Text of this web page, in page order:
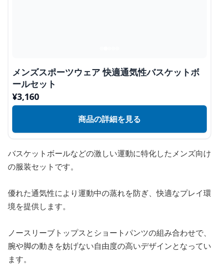
メンズスポーツウェア 快適通気性バスケットボ
ールセット
¥3,160
商品の詳細を見る
バスケットボールなどの激しい運動に特化したメンズ向け
の服装セットです。
優れた通気性により運動中の蒸れを防ぎ、快適なプレイ環
境を提供します。
ノースリーブトップスとショートパンツの組み合わせで、
腕や脚の動きを妨げない自由度の高いデザインとなってい
ます。